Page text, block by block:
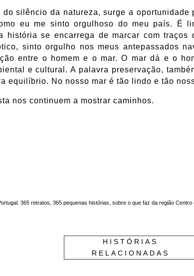
silêncio da natureza, surge a
eu me sinto orgulhoso do meu país. É
história se encarrega de marcar com
sinto orgulho nos meus antepassados
entre o homem e o mar. O mar dá e o
e cultural. A palavra preservação,
equilíbrio. No nosso mar é tão lindo e tão
nos continuem a mostrar caminhos.
365 retratos, 365 pequenas histórias, sobre o que faz da região
HISTÓRIAS
RELACIONADAS